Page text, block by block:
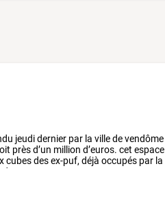
jeudidernier par la villedevendôme
prèsd’un million d’euros. cet espace
cubesdesex-puf, déjà occupés par la